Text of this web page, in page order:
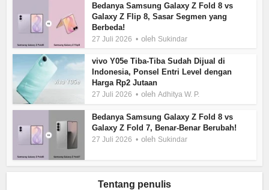
Bedanya Samsung Galaxy Z Fold 8 vs
Galaxy Z Flip 8, Sasar Segmen yang
Berbeda!
27 Juli 2026 oleh Sukindar
vivo Y05e Tiba-Tiba Sudah Dijual di
Indonesia, Ponsel Entri Level dengan
Harga Rp2 Jutaan
27 Juli 2026 olehAdhitya W. P.
Bedanya Samsung Galaxy Z Fold 8 vs
Galaxy Z Fold 7, Benar-Benar Berubah!
27 Juli 2026 oleh Sukindar
Tentang penulis